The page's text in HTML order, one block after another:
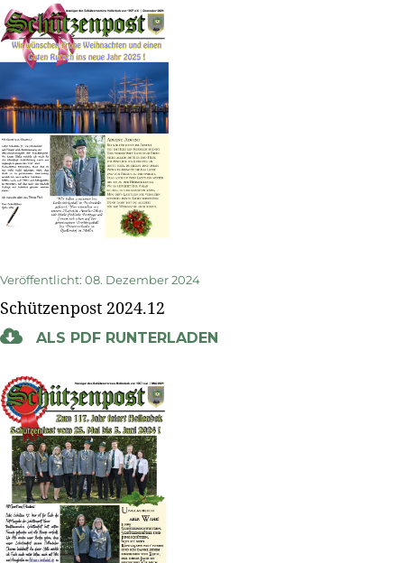
Veröffentlicht: 08. Dezember 2024
Schützenpost 2024.12
ALS PDF RUNTERLADEN